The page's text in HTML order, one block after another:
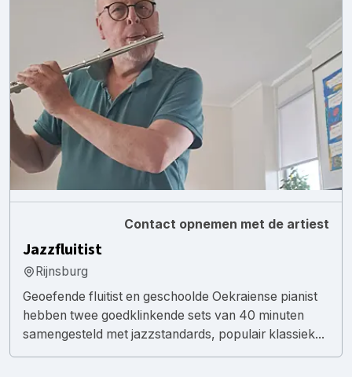
Contact opnemen met de artiest
Jazzfluitist
Rijnsburg
Geoefende fluitist en geschoolde Oekraiense pianist
hebben twee goedklinkende sets van 40 minuten
samengesteld met jazzstandards, populair klassiek...